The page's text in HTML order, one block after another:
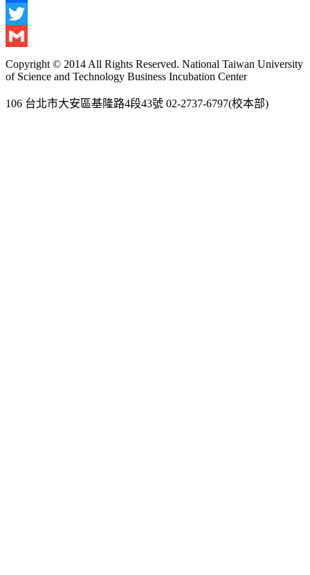
Facebook
Twitter
Gmail
Copyright © 2014 All Rights Reserved. National Taiwan University
of Science and Technology Business Incubation Center
106 台北市大安區基隆路4段43號 02-2737-6797(校本部)